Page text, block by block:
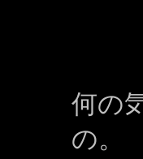
何の
の。